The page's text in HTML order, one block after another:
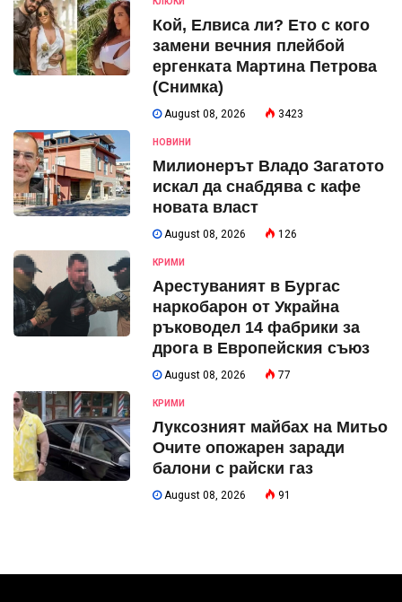
Кой, Елвиса ли? Ето с кого
замени вечния плейбой
ергенката Мартина Петрова
(Снимка)
August 08, 2026 3423
НОВИНИ
Милионерът Владо Загатото
искал да снабдява с кафе
новата власт
August 08, 2026 126
КРИМИ
Арестуваният в Бургас
наркобарон от Украйна
ръководел 14 фабрики за
дрога в Европейския съюз
August 08, 2026 77
КРИМИ
Луксозният майбах на Митьо
Очите опожарен заради
балони с райски газ
August 08, 2026 91